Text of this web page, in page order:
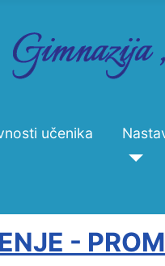
učenika
-